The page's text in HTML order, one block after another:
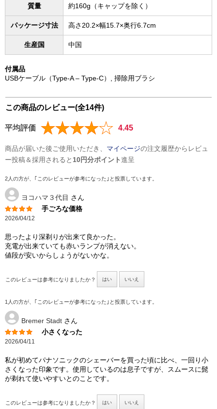
質量 約160g（キャップを除く）
パッケージ寸法 高さ20.2×幅15.7×奥行6.7cm
生産国 中国
付属品
USBケーブル（Type-A ‒ Type-C）, 掃除用ブラシ
この商品のレビュー(全14件)
平均評価 4.45
商品が届いた後ご使用いただき、 マイページの注文履歴からレビュ
ー投稿＆採用されると 10円分ポイント進呈
2人の方が、｢このレビューが参考になった｣と投票しています。
ヨコハマ３代目 さん
手ごろな価格
2026/04/12
思ったより深剃りが出来て良かった。
充電が出来ていても赤いランプが消えない。
値段が安いからしょうがないかな。
このレビューは参考になりましたか？ はい いいえ
1人の方が、｢このレビューが参考になった｣と投票しています。
Bremer Stadt さん
小さくなった
2026/04/11
私が初めてパナソニックのシェーバーを買った頃に比べ、一回り小
さくなった印象です。使用しているのは息子ですが、スムースに髭
が剃れて使いやすいとのことです。
このレビューは参考になりましたか？ はい いいえ